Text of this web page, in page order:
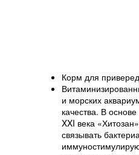
Корм для
и морских
качества. В
XXI века
связывать